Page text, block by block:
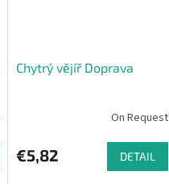
Chytrý vějíř Doprava
On Request
€5,82 DETAIL